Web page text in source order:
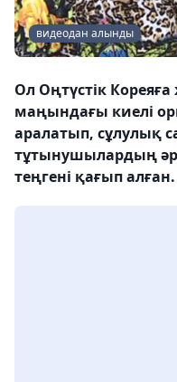
видеодан алынды
Ол Оңтүстік
маңындағы киелі
аралатып, сұлулық
тұтынушылардың
теңгені қағып алған.